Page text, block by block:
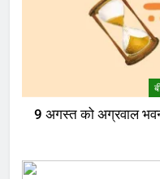
9 अगस्त को अग्रवाल